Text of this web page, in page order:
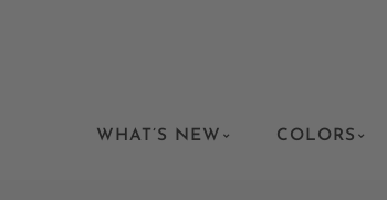
WHAT’S NEW COLORS